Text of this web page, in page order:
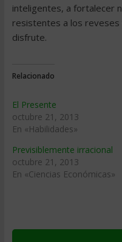
inteligentes, a fortalecer
resistentes a los reveses
disfrute.
Relacionado
El Presente
octubre 21, 2013
En «Habilidades»
Previsiblemente irracional
octubre 21, 2013
En «Ciencias Económicas»